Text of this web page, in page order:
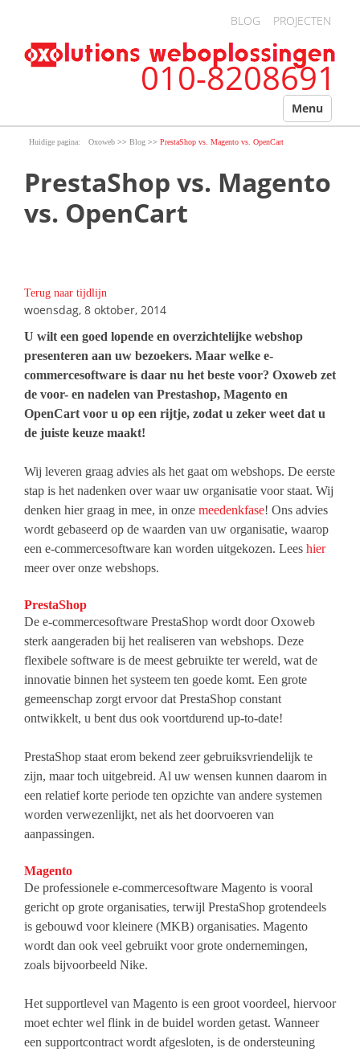
BLOG PROJECTEN
010-8208691
Menu
Oxoweb >> Blog >> PrestaShop vs. Magento vs. OpenCart
PrestaShop vs. Magento
vs. OpenCart
Terug naar tijdlijn
woensdag, 8 oktober, 2014
U wilt een goed lopende en overzichtelijke webshop
presenteren aan uw bezoekers. Maar welke e-
commercesoftware is daar nu het beste voor? Oxoweb zet
de voor- en nadelen van Prestashop, Magento en
OpenCart voor u op een rijtje, zodat u zeker weet dat u
de juiste keuze maakt!
Wij leveren graag advies als het gaat om webshops. De eerste
stap is het nadenken over waar uw organisatie voor staat. Wij
denken hier graag in mee, in onze meedenkfase! Ons advies
wordt gebaseerd op de waarden van uw organisatie, waarop
een e-commercesoftware kan worden uitgekozen. Lees hier
meer over onze webshops.
PrestaShop
De e-commercesoftware PrestaShop wordt door Oxoweb
sterk aangeraden bij het realiseren van webshops. Deze
flexibele software is de meest gebruikte ter wereld, wat de
innovatie binnen het systeem ten goede komt. Een grote
gemeenschap zorgt ervoor dat PrestaShop constant
ontwikkelt, u bent dus ook voortdurend up-to-date!
PrestaShop staat erom bekend zeer gebruiksvriendelijk te
zijn, maar toch uitgebreid. Al uw wensen kunnen daarom in
een relatief korte periode ten opzichte van andere systemen
worden verwezenlijkt, net als het doorvoeren van
aanpassingen.
Magento
De professionele e-commercesoftware Magento is vooral
gericht op grote organisaties, terwijl PrestaShop grotendeels
is gebouwd voor kleinere (MKB) organisaties. Magento
wordt dan ook veel gebruikt voor grote ondernemingen,
zoals bijvoorbeeld Nike.
Het supportlevel van Magento is een groot voordeel, hiervoor
moet echter wel flink in de buidel worden getast. Wanneer
een supportcontract wordt afgesloten, is de ondersteuning